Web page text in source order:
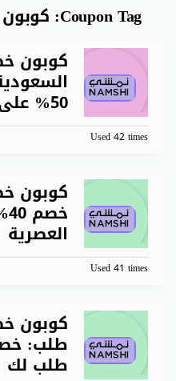
Coupon Tag:
كوبون
50% على كافة المنتجات
Used 42 times
كوبون
العصرية
Used 41 times
كوبون
طلب لك